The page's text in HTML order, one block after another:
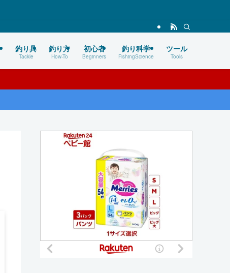
釣り具
Tackle
釣り方
How-To
初心者
Beginners
釣り科学
FishingScience
ツール
Tools